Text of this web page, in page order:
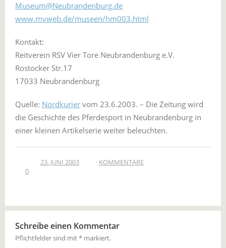
Museum@Neubrandenburg.de
www.mvweb.de/museen/hm003.html
Kontakt:
Reitverein RSV Vier Tore Neubrandenburg e.V.
Rostocker Str.17
17033 Neubrandenburg
Quelle: Nordkurier vom 23.6.2003. – Die Zeitung wird
die Geschichte des Pferdesport in Neubrandenburg in
einer kleinen Artikelserie weiter beleuchten.
23. JUNI 2003
KOMMENTARE
0
Schreibe einen Kommentar
Pflichtfelder sind mit* markiert.